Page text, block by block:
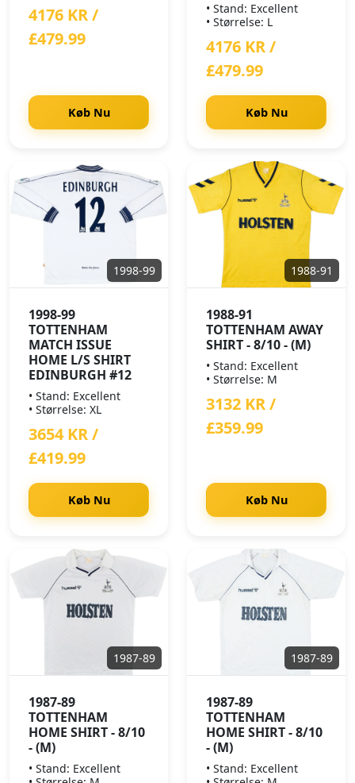
4176 KR /
£479.99
Køb Nu
• Stand: Excellent
• Størrelse: L
4176 KR /
£479.99
Køb Nu
1998-99
1998-99
TOTTENHAM
MATCH ISSUE
HOME L/S SHIRT
EDINBURGH #12
• Stand: Excellent
• Størrelse: XL
3654 KR /
£419.99
Køb Nu
1988-91
1988-91
TOTTENHAM AWAY
SHIRT - 8/10 - (M)
• Stand: Excellent
• Størrelse: M
3132 KR /
£359.99
Køb Nu
1987-89
1987-89
TOTTENHAM
HOME SHIRT - 8/10
- (M)
• Stand: Excellent
1987-89
1987-89
TOTTENHAM
HOME SHIRT - 8/10
- (M)
• Stand: Excellent